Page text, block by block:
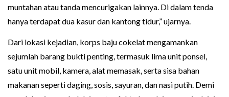
muntahan atau tanda mencurigakan lainnya. Di dalam tenda
hanya terdapat dua kasur dan kantong tidur,” ujarnya.
Dari lokasi kejadian, korps baju cokelat mengamankan
sejumlah barang bukti penting, termasuk lima unit ponsel,
satu unit mobil, kamera, alat memasak, serta sisa bahan
makanan seperti daging, sosis, sayuran, dan nasi putih. Demi